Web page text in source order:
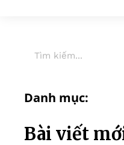
Danh mục:
Bài viết